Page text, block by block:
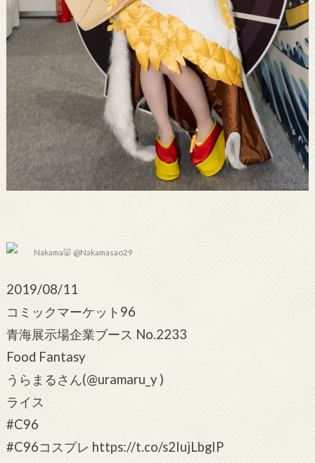
Nakama🐷 @Nakamasao29
2019/08/11
コミックマーケット96
青海展示場企業ブース No.2233
Food Fantasy
うらまるさん(@uramaru_y )
ライス
#C96
#C96コスプレ https://t.co/s2IujLbgIP